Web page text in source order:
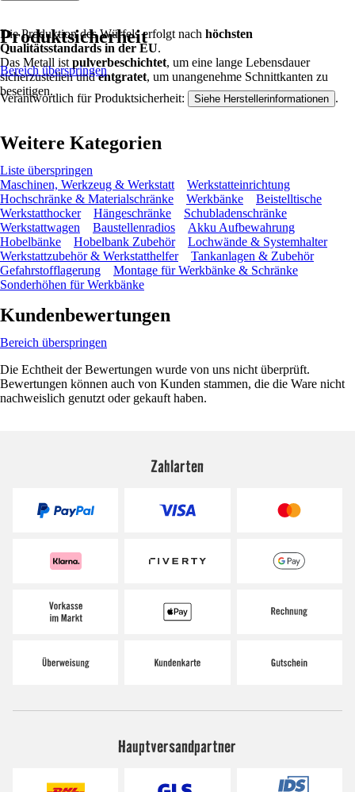
Die Produktion des Würfels erfolgt nach höchsten
Qualitätsstandards in der EU.
Das Metall ist pulverbeschichtet, um eine lange Lebensdauer
sicherzustellen undentgratet, um unangenehme Schnittkanten zu
beseitigen.
Produktsicherheit
Bereich überspringen
Verantwortlich für Produktsicherheit: Siehe Herstellerinformationen .
Weitere Kategorien
Liste überspringen
Maschinen, Werkzeug & Werkstatt
Werkstatteinrichtung
Hochschränke & Materialschränke
Werkbänke
Beistelltische
Werkstatthocker
Hängeschränke
Schubladenschränke
Werkstattwagen
Baustellenradios
Akku Aufbewahrung
Hobelbänke
Hobelbank Zubehör
Lochwände & Systemhalter
Werkstattzubehör & Werkstatthelfer
Tankanlagen & Zubehör
Gefahrstofflagerung
Montage für Werkbänke & Schränke
Sonderhöhen für Werkbänke
Kundenbewertungen
Bereich überspringen
Die Echtheit der Bewertungen wurde von uns nicht überprüft.
Bewertungen können auch von Kunden stammen, die die Ware nicht
nachweislich genutzt oder gekauft haben.
Zahlarten
Hauptversandpartner